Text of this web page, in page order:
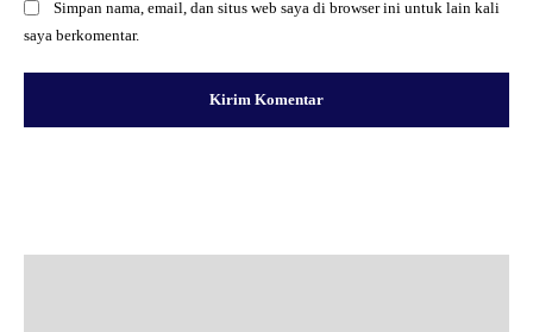
Simpan nama, email, dan situs web saya di browser ini untuk lain kali
saya berkomentar.